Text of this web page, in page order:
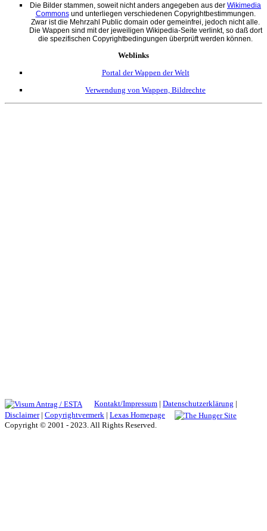
Die Bilder stammen, soweit nicht anders angegeben aus der Wikimedia
Commons und unterliegen verschiedenen Copyrightbestimmungen.
Zwar ist die Mehrzahl Public domain oder gemeinfrei, jedoch nicht alle.
Die Wappen sind mit der jeweiligen Wikipedia-Seite verlinkt, so daß dort
die spezifischen Copyrightbedingungen überprüft werden können.
Weblinks
Portal der Wappen der Welt
Verwendung von Wappen, Bildrechte
Kontakt/Impressum | Datenschutzerklärung |
Disclaimer| Copyrightvermerk | Lexas Homepage
Copyright © 2001 - 2023. All Rights Reserved.